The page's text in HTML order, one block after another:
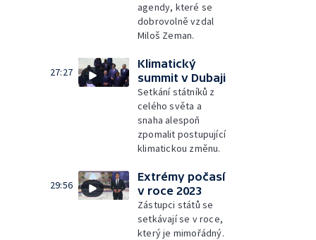
agendy, které se
dobrovolně vzdal
Miloš Zeman.
27:27
Klimatický
summit v Dubaji
Setkání státníků z
celého světa a
snaha alespoň
zpomalit postupující
klimatickou změnu.
29:56
Extrémy počasí
v roce 2023
Zástupci států se
setkávají se v roce,
který je mimořádný.